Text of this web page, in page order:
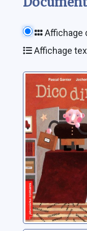
Affichage
Affichage
Dico dingo
Garnier, Pascal